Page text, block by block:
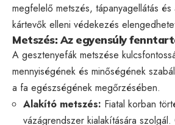
megfelelő metszés, tápanyagellátás
kártevők elleni védekezés
Metszés: Az egyensúly
A gesztenyefák metszése
mennyiségének és minőségének
a fa egészségének megőrzésében.
Alakító metszés: Fiatal korban
vázágrendszer kialakítására